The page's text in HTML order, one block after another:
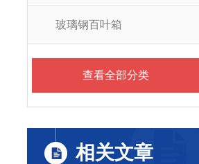
玻璃钢百叶箱
查看全部分类
相关文章